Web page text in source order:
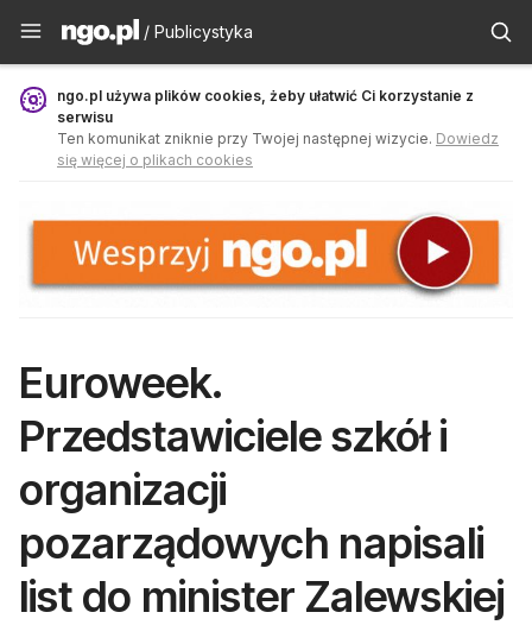
Publicystyka - ngo.pl
/ Publicystyka
ngo.pl używa plików cookies, żeby ułatwić Ci korzystanie z
serwisu
Ten komunikat zniknie przy Twojej następnej wizycie. Dowiedz
się więcej o plikach cookies
Euroweek.
Przedstawiciele szkół i
organizacji
pozarządowych napisali
list do minister Zalewskiej